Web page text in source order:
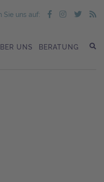
Sie uns auf:
UNS BERATUNG